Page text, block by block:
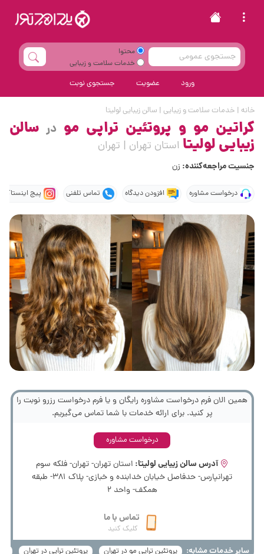
محتوا
خدمات سلامت و زیبایی
ورود عضویت جستجوی نوبت
خانه | خدمات سلامت و زیبایی | سالن زیبایی لولیتا
کراتین مو و پروتئین تراپی مو در سالن
زیبایی لولیتا استان تهران | تهران
جنسیت مراجعه‌کننده: زن
درخواست مشاوره افزودن دیدگاه تماس تلفنی پیج اینستاگرام
همین الان فرم درخواست مشاوره رایگان و یا فرم درخواست رزرو نوبت را
پر کنید. برای ارائه خدمات با شما تماس می‌گیریم.
درخواست مشاوره
آدرس سالن زیبایی لولیتا: استان تهران- تهران- فلکه سوم
تهرانپارس- حدفاصل خیابان خدابنده و خبازی- پلاک 381- طبقه
همکف- واحد 2
تماس با ما
کلیک کنید
سایر خدمات مشابه: پروتئین تراپی مو در تهران پروتئین تراپی در تهران